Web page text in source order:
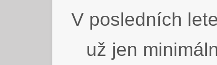
V posledních
už jen